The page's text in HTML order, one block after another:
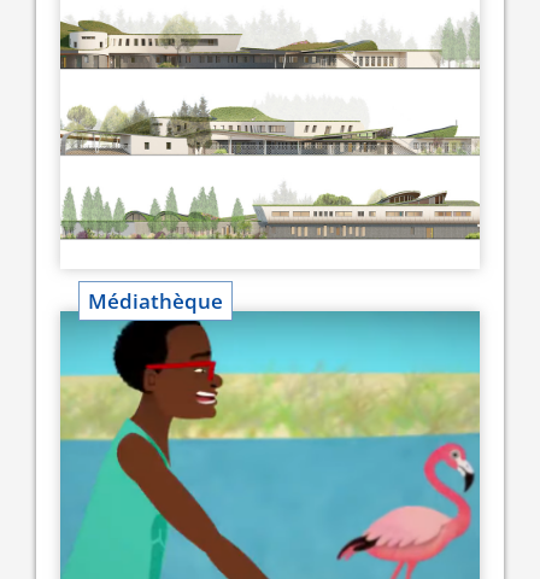
Médiathèque